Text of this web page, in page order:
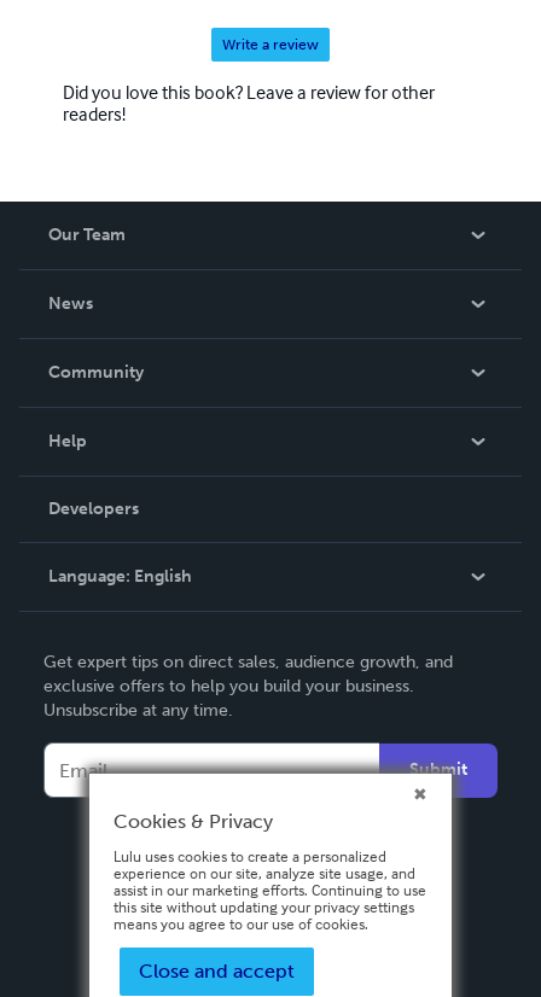
Write a review
Did you love this book? Leave a review for other
readers!
Our Team
News
In The News
Community
Podcast
Help
Order Lookup
Knowledge Base
Contact Support
Developers
Language: English
Deutsch
Français
Español
Get expert tips on direct sales, audience growth, and
exclusive offers to help you build your business.
Unsubscribe at any time.
Submit
Cookies & Privacy
Lulu uses cookies to create a personalized
experience on our site, analyze site usage, and
assist in our marketing efforts. Continuing to use
this site without updating your privacy settings
means you agree to our use of cookies.
Close and accept